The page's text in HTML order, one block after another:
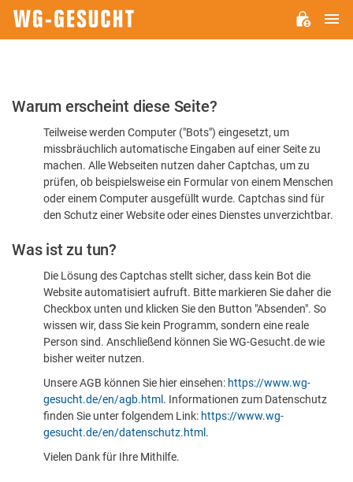
Bitte
dass
sind
Warum erscheint diese Seite?
Teilweise werden Computer ("Bots") eingesetzt, um
missbräuchlich automatische Eingaben auf einer Seite zu
machen. Alle Webseiten nutzen daher Captchas, um zu
prüfen, ob beispielsweise ein Formular von einem Menschen
oder einem Computer ausgefüllt wurde. Captchas sind für
den Schutz einer Website oder eines Dienstes unverzichtbar.
Was ist zu tun?
Die Lösung des Captchas stellt sicher, dass kein Bot die
Website automatisiert aufruft. Bitte markieren Sie daher die
Checkbox unten und klicken Sie den Button "Absenden". So
wissen wir, dass Sie kein Programm, sondern eine reale
Person sind. Anschließend können Sie WG-Gesucht.de wie
bisher weiter nutzen.
Unsere AGB können Sie hier einsehen: https://www.wg-
gesucht.de/en/agb.html . Informationen zum Datenschutz
finden Sie unter folgendem Link: https://www.wg-
gesucht.de/en/datenschutz.html .
Vielen Dank für Ihre Mithilfe.